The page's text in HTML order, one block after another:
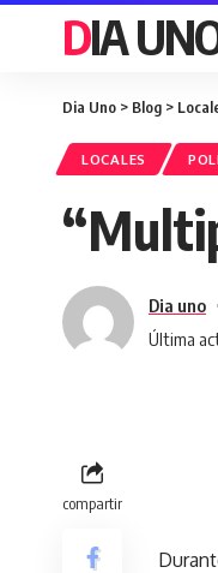
DIA
Dia Uno > Blog >
LOCALES
Última
Dia uno
compartir